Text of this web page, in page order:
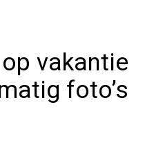
vakantie
foto’s